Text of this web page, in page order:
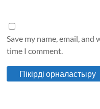
Save my name, email,
time I comment.